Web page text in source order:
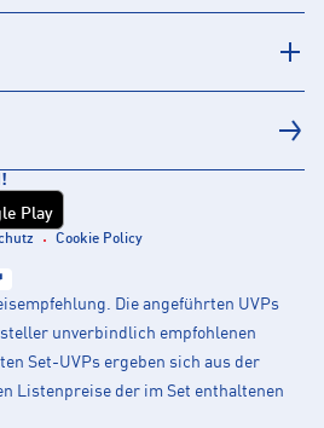
Play
Cookie Policy
Die angeführten UVPs
unverbindlich empfohlenen
Set-UVPs ergeben sich aus der
Listenpreise der im Set enthaltenen